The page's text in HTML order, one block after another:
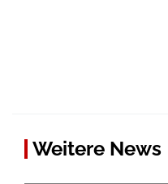
Weitere News